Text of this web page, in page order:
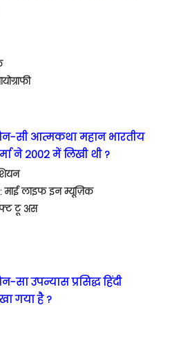
सी आत्मकथा महान भारतीय
ने 2002 में लिखी थी ?
: माई लाइफ इन म्यूज़िक
टू अस
उपन्यास प्रसिद्ध हिंदी
गया है ?